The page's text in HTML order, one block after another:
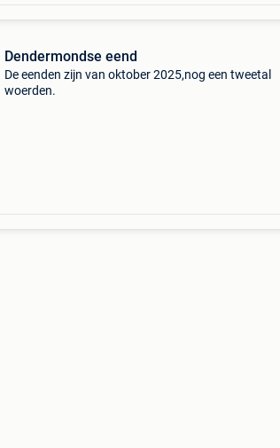
Dendermondse eend
De eenden zijn van oktober 2025,nog een tweetal
woerden.